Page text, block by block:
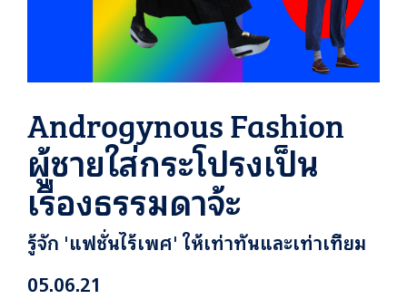
Androgynous Fashion
ผู้ชายใส่กระโปรงเป็น
เรื่องธรรมดาจ้ะ
รู้จัก 'แฟชั่นไร้เพศ' ให้เท่าทันและเท่าเทียม
05.06.21